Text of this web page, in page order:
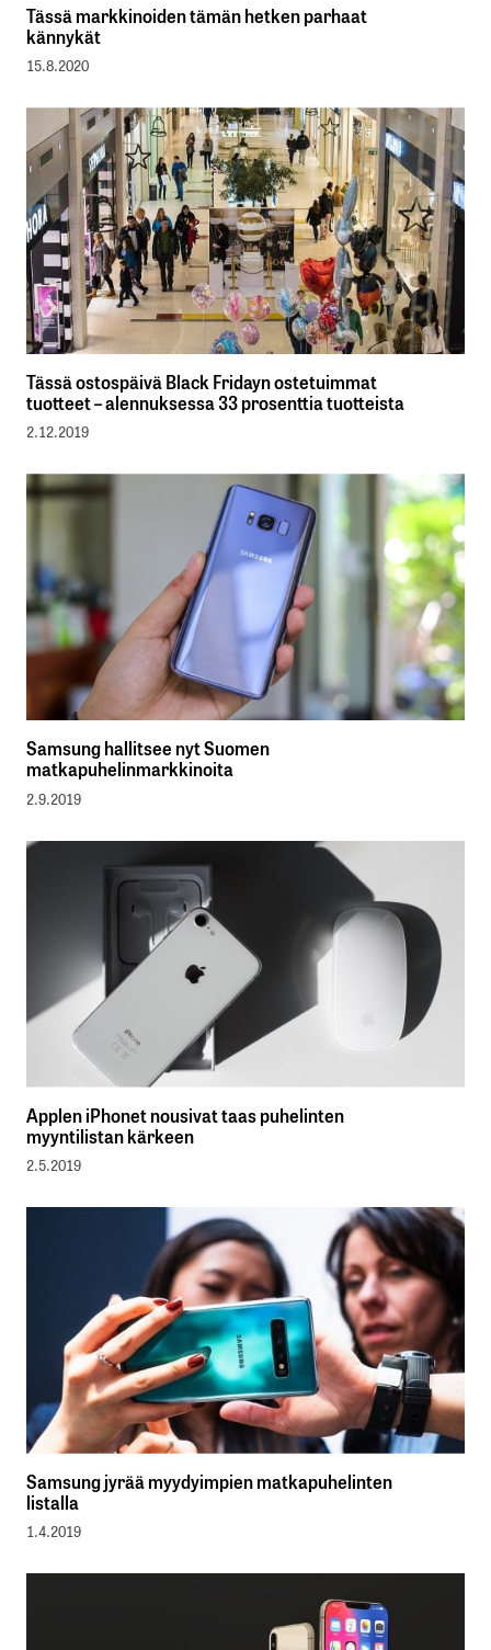
Tässä markkinoiden tämän hetken parhaat
kännykät
15.8.2020
Tässä ostospäivä Black Fridayn ostetuimmat
tuotteet – alennuksessa 33 prosenttia tuotteista
2.12.2019
Samsung hallitsee nyt Suomen
matkapuhelinmarkkinoita
2.9.2019
Applen iPhonet nousivat taas puhelinten
myyntilistan kärkeen
2.5.2019
Samsung jyrää myydyimpien matkapuhelinten
listalla
1.4.2019